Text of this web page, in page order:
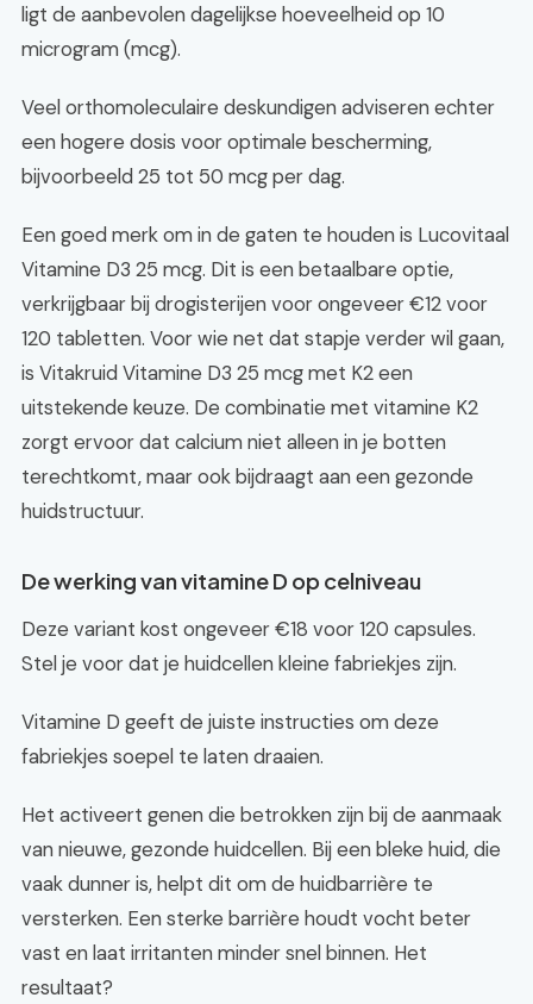
ligt de aanbevolen dagelijkse hoeveelheid op 10
microgram (mcg).
Veel orthomoleculaire deskundigen adviseren echter
een hogere dosis voor optimale bescherming,
bijvoorbeeld 25 tot 50 mcg per dag.
Een goed merk om in de gaten te houden is Lucovitaal
Vitamine D3 25 mcg. Dit is een betaalbare optie,
verkrijgbaar bij drogisterijen voor ongeveer €12 voor
120 tabletten. Voor wie net dat stapje verder wil gaan,
is Vitakruid Vitamine D3 25 mcg met K2 een
uitstekende keuze. De combinatie met vitamine K2
zorgt ervoor dat calcium niet alleen in je botten
terechtkomt, maar ook bijdraagt aan een gezonde
huidstructuur.
De werking van vitamine D op celniveau
Deze variant kost ongeveer €18 voor 120 capsules.
Stel je voor dat je huidcellen kleine fabriekjes zijn.
Vitamine D geeft de juiste instructies om deze
fabriekjes soepel te laten draaien.
Het activeert genen die betrokken zijn bij de aanmaak
van nieuwe, gezonde huidcellen. Bij een bleke huid, die
vaak dunner is, helpt dit om de huidbarrière te
versterken. Een sterke barrière houdt vocht beter
vast en laat irritanten minder snel binnen. Het
resultaat?